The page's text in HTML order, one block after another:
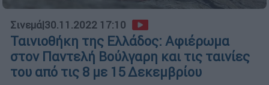
Σινεμά|30.11.2022 17:10
Ταινιοθήκη της Ελλάδος: Αφιέρωμα
στον Παντελή Βούλγαρη και τις ταινίες
του από τις 8 με 15 Δεκεμβρίου